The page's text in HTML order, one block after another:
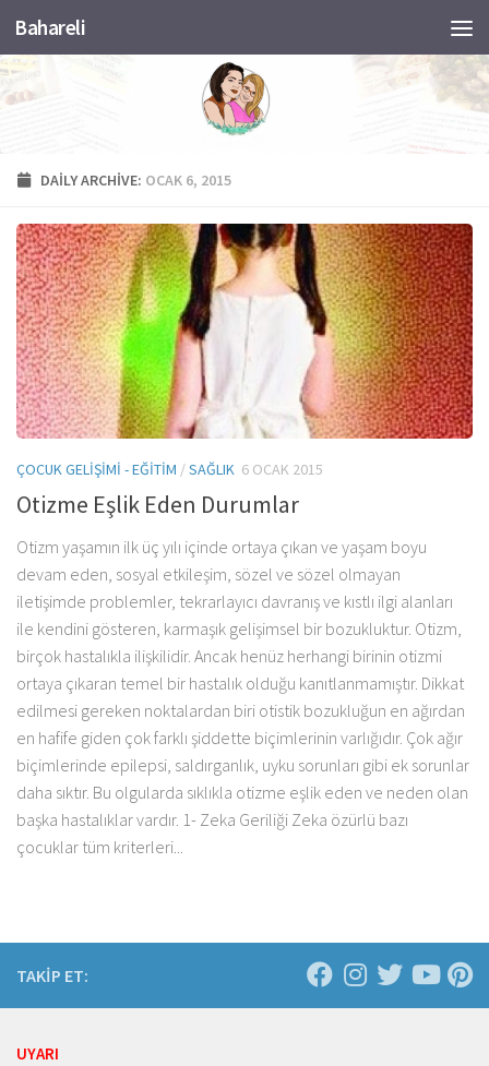
Skip to content
Bahareli
DAILY ARCHIVE: OCAK 6, 2015
ÇOCUK GELIŞIMI - EĞITIM /SAĞLIK 6 OCAK 2015
Otizme Eşlik Eden Durumlar
Otizm yaşamın ilk üç yılı içinde ortaya çıkan ve yaşam boyu
devam eden, sosyal etkileşim, sözel ve sözel olmayan
iletişimde problemler, tekrarlayıcı davranış ve kıstlı ilgi alanları
ile kendini gösteren, karmaşık gelişimsel bir bozukluktur. Otizm,
birçok hastalıkla ilişkilidir. Ancak henüz herhangi birinin otizmi
ortaya çıkaran temel bir hastalık olduğu kanıtlanmamıştır. Dikkat
edilmesi gereken noktalardan biri otistik bozukluğun en ağırdan
en hafife giden çok farklı şiddette biçimlerinin varlığıdır. Çok ağır
biçimlerinde epilepsi, saldırganlık, uyku sorunları gibi ek sorunlar
daha sıktır. Bu olgularda sıklıkla otizme eşlik eden ve neden olan
başka hastalıklar vardır. 1- Zeka Geriliği Zeka özürlü bazı
çocuklar tüm kriterleri...
TAKİP ET:
UYARI